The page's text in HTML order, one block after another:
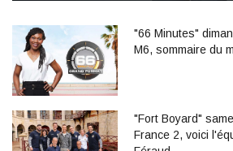
"66 Minutes"
M6, sommaire du
"Fort Boyard"
France 2, voici